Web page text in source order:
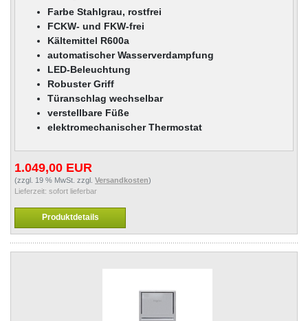
Farbe Stahlgrau, rostfrei
FCKW- und FKW-frei
Kältemittel R600a
automatischer Wasserverdampfung
LED-Beleuchtung
Robuster Griff
Türanschlag wechselbar
verstellbare Füße
elektromechanischer Thermostat
1.049,00 EUR
(zzgl. 19 % MwSt. zzgl. Versandkosten)
Lieferzeit: sofort lieferbar
Produktdetails